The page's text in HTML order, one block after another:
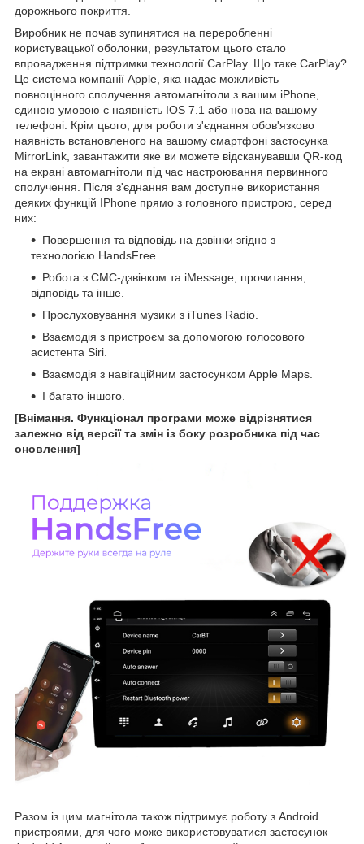
дорожнього покриття.
Виробник не почав зупинятися на переробленні
користувацької оболонки, результатом цього стало
впровадження підтримки технології CarPlay. Що таке CarPlay?
Це система компанії Apple, яка надає можливість
повноцінного сполучення автомагнітоли з вашим iPhone,
єдиною умовою є наявність IOS 7.1 або нова на вашому
телефоні. Крім цього, для роботи з'єднання обов'язково
наявність встановленого на вашому смартфоні застосунка
MirrorLink, завантажити яке ви можете відсканувавши QR-код
на екрані автомагнітоли під час настроювання первинного
сполучення. Після з'єднання вам доступне використання
деяких функцій IPhone прямо з головного пристрою, серед
них:
Повершення та відповідь на дзвінки згідно з
технологією HandsFree.
Робота з СМС-дзвінком та iMessage, прочитання,
відповідь та інше.
Прослуховування музики з iTunes Radio.
Взаємодія з пристроєм за допомогою голосового
асистента Siri.
Взаємодія з навігаційним застосунком Apple Maps.
І багато іншого.
[Внімання. Функціонал програми може відрізнятися
залежно від версії та змін із боку розробника під час
оновлення]
Разом із цим магнітола також підтримує роботу з Android
пристроями, для чого може використовуватися застосунок